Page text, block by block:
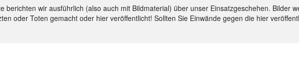
berichten wir ausführlich (also auch mit Bildmaterial) über unser Einsatzgeschehen. Bilder
oder Toten gemacht oder hier veröffentlicht! Sollten Sie Einwände gegen die hier